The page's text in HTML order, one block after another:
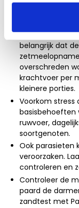
van het oude
irritatie van de
belangrijk dat
overschreden
krachtvoer per
kleinere porties.
Voorkom stress
basisbehoeften
ruwvoer,
soortgenoten.
Ook parasieten
veroorzaken.
controleren en
Controleer de
paard de
zandtest met